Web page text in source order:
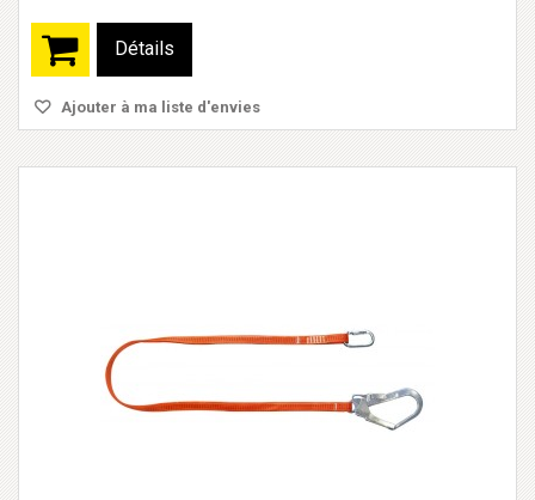
Détails
Ajouter à ma liste d'envies